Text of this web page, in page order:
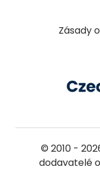
Zásady
© 2010 -
dodavatelé